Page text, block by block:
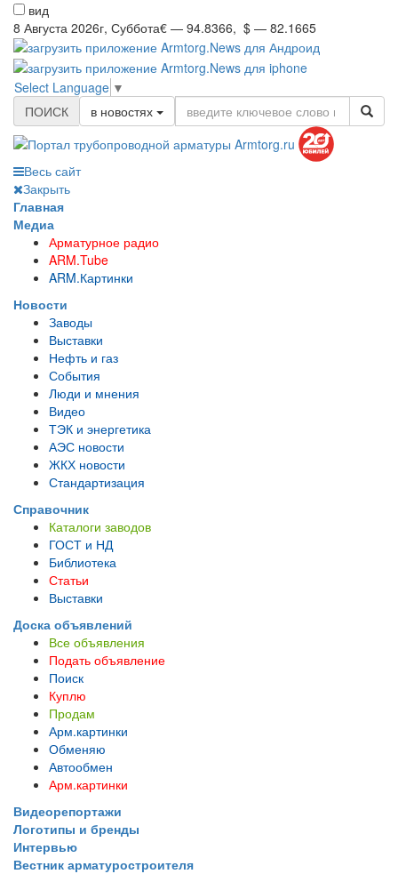
вид
8 Августа 2026г, Суббота€ — 94.8366, $ — 82.1665
Select Language ▼
ПОИСК
в новостях
Весь сайт
Закрыть
Главная
Медиа
Арматурное радио
ARM.Tube
ARM.Картинки
Новости
Заводы
Выставки
Нефть и газ
События
Люди и мнения
Видео
ТЭК и энергетика
АЭС новости
ЖКХ новости
Стандартизация
Справочник
Каталоги заводов
ГОСТ и НД
Библиотека
Статьи
Выставки
Доска объявлений
Все объявления
Подать объявление
Поиск
Куплю
Продам
Арм.картинки
Обменяю
Автообмен
Арм.картинки
Видеорепортажи
Логотипы и бренды
Интервью
Вестник арматуростроителя